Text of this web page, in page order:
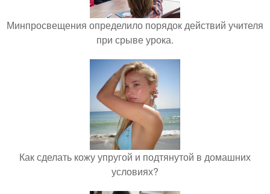
Минпросвещения определило порядок действий учителя
при срыве урока.
Как сделать кожу упругой и подтянутой в домашних
условиях?